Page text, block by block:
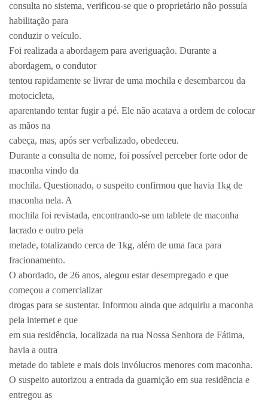
consulta no sistema, verificou-se que o proprietário não possuía
habilitação para
conduzir o veículo.
Foi realizada a abordagem para averiguação. Durante a
abordagem, o condutor
tentou rapidamente se livrar de uma mochila e desembarcou da
motocicleta,
aparentando tentar fugir a pé. Ele não acatava a ordem de colocar
as mãos na
cabeça, mas, após ser verbalizado, obedeceu.
Durante a consulta de nome, foi possível perceber forte odor de
maconha vindo da
mochila. Questionado, o suspeito confirmou que havia 1kg de
maconha nela. A
mochila foi revistada, encontrando-se um tablete de maconha
lacrado e outro pela
metade, totalizando cerca de 1kg, além de uma faca para
fracionamento.
O abordado, de 26 anos, alegou estar desempregado e que
começou a comercializar
drogas para se sustentar. Informou ainda que adquiriu a maconha
pela internet e que
em sua residência, localizada na rua Nossa Senhora de Fátima,
havia a outra
metade do tablete e mais dois invólucros menores com maconha.
O suspeito autorizou a entrada da guarnição em sua residência e
entregou as